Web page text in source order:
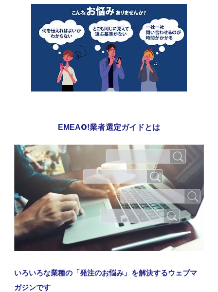
EMEAO!業者選定ガイドとは
いろいろな業種の「発注のお悩み」を解決するウェブマ
ガジンです